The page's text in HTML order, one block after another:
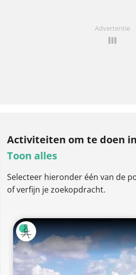
Advertentie
Activiteiten om te doen
Toon alles
Selecteer hieronder één van de
of verfijn je zoekopdracht.